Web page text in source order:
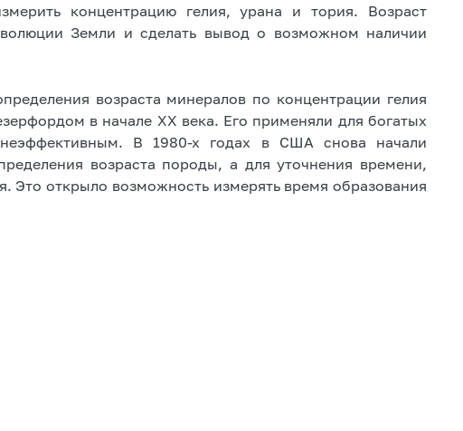
концентрацию гелия, урана и тория. Возраст
Земли и сделать вывод о возможном наличии
возраста минералов по концентрации гелия
в начале ХХ века. Его применяли для богатых
В 1980-х годах в США снова начали
возраста породы, а для уточнения времени,
Это открыло возможность измерять время образования